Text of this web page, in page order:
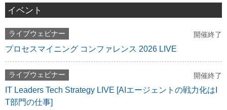
イベント
ライブウェビナー 開催終了
プロセスマイニング コンファレンス 2026 LIVE
ライブウェビナー 開催終了
IT Leaders Tech Strategy LIVE [AIエージェントの戦力化はI
T部門の仕事]